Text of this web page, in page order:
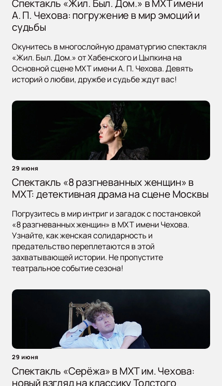
Спектакль «Жил. Был. Дом.» в МХТ имени
А. П. Чехова: погружение в мир эмоций и
судьбы
Окунитесь в многослойную драматургию спектакля
«Жил. Был. Дом.» от Хабенского и Цыпкина на
Основной сцене МХТ имени А. П. Чехова. Девять
историй о любви, дружбе и судьбе ждут вас!
29 июня
Спектакль «8 разгневанных женщин» в
МХТ: детективная драма на сцене Москвы
Погрузитесь в мир интриг и загадок с постановкой
«8 разгневанных женщин» в МХТ имени Чехова.
Узнайте, как женская солидарность и
предательство переплетаются в этой
захватывающей истории. Не пропустите
театральное событие сезона!
29 июня
Спектакль «Серёжа» в МХТ им. Чехова:
новый взгляд на классику Толстого